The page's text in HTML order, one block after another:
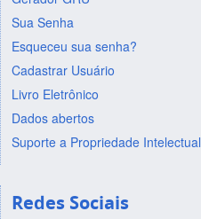
Sua Senha
Esqueceu sua senha?
Cadastrar Usuário
Livro Eletrônico
Dados abertos
Suporte a Propriedade Intelectual
Redes Sociais